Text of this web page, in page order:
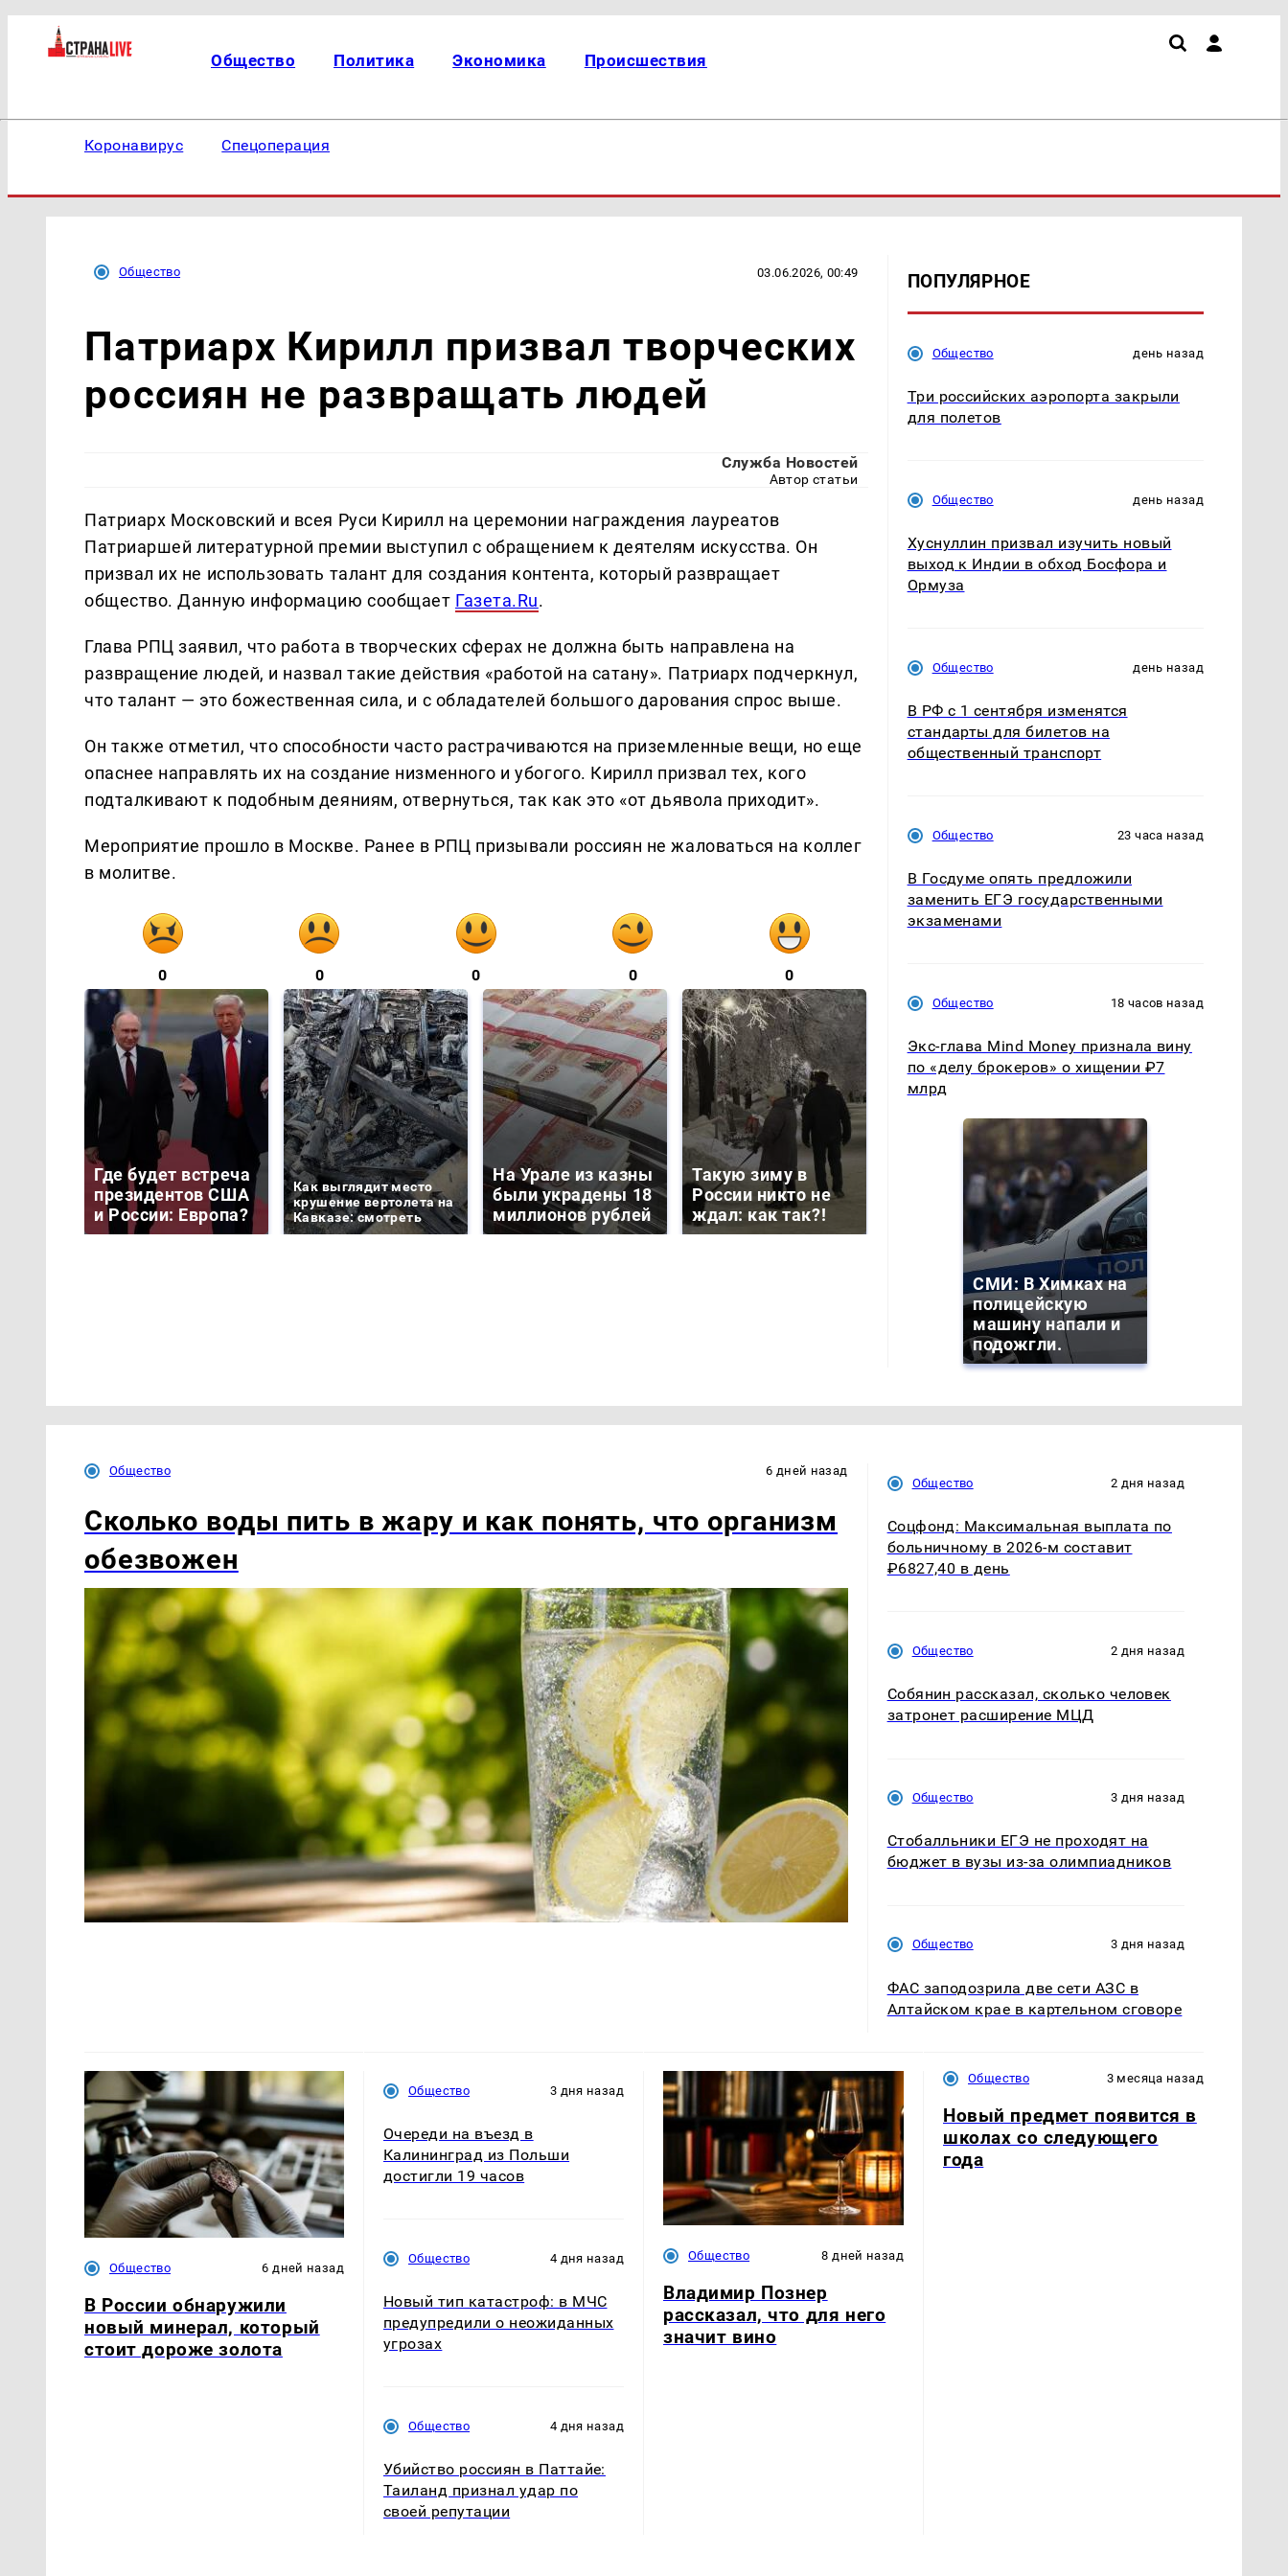
Общество Политика Экономика Происшествия
Коронавирус Спецоперация
Общество 03.06.2026, 00:49
Патриарх Кирилл призвал творческих
россиян не развращать людей
Служба Новостей
Автор статьи
Патриарх Московский и всея Руси Кирилл на церемонии награждения лауреатов
Патриаршей литературной премии выступил с обращением к деятелям искусства. Он
призвал их не использовать талант для создания контента, который развращает
общество. Данную информацию сообщает Газета.Ru.
Глава РПЦ заявил, что работа в творческих сферах не должна быть направлена на
развращение людей, и назвал такие действия «работой на сатану». Патриарх подчеркнул,
что талант — это божественная сила, и с обладателей большого дарования спрос выше.
Он также отметил, что способности часто растрачиваются на приземленные вещи, но еще
опаснее направлять их на создание низменного и убогого. Кирилл призвал тех, кого
подталкивают к подобным деяниям, отвернуться, так как это «от дьявола приходит».
Мероприятие прошло в Москве. Ранее в РПЦ призывали россиян не жаловаться на коллег
в молитве.
0 0 0 0 0
Где будет встреча
президентов США
и России: Европа?
Как выглядит место
крушение вертолета на
Кавказе: смотреть
На Урале из казны
были украдены 18
миллионов рублей
Такую зиму в
России никто не
ждал: как так?!
Не ешьте эту
готовую еду из
магазина: список
В ОАЭ произошло
жестокое
убийство
криптомиллионера
ПОПУЛЯРНОЕ
Общество день назад
Три российских аэропорта закрыли
для полетов
Общество день назад
Хуснуллин призвал изучить новый
выход к Индии в обход Босфора и
Ормуза
Общество день назад
В РФ с 1 сентября изменятся
стандарты для билетов на
общественный транспорт
Общество 23 часа назад
В Госдуме опять предложили
заменить ЕГЭ государственными
экзаменами
Общество 18 часов назад
Экс-глава Mind Money признала вину
по «делу брокеров» о хищении ₽7
млрд
СМИ: В Химках на
полицейскую
машину напали и
подожгли.
Общество 6 дней назад
Сколько воды пить в жару и как понять, что организм
обезвожен
Общество 2 дня назад
Соцфонд: Максимальная выплата по
больничному в 2026-м составит
₽6827,40 в день
Общество 2 дня назад
Собянин рассказал, сколько человек
затронет расширение МЦД
Общество 3 дня назад
Стобалльники ЕГЭ не проходят на
бюджет в вузы из-за олимпиадников
Общество 3 дня назад
ФАС заподозрила две сети АЗС в
Алтайском крае в картельном сговоре
Общество 6 дней назад
В России обнаружили
новый минерал, который
стоит дороже золота
Общество 3 дня назад
Очереди на въезд в
Калининград из Польши
достигли 19 часов
Общество 4 дня назад
Новый тип катастроф: в МЧС
предупредили о неожиданных
угрозах
Общество 4 дня назад
Убийство россиян в Паттайе:
Таиланд признал удар по
своей репутации
Общество 8 дней назад
Владимир Познер
рассказал, что для него
значит вино
Общество 3 месяца назад
Новый предмет появится в
школах со следующего
года